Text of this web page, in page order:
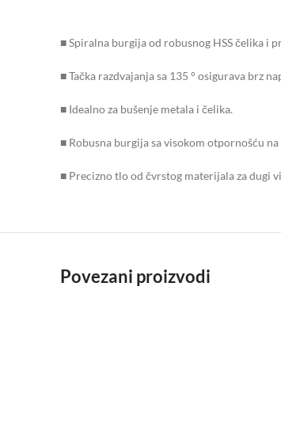
■ Spiralna burgija od robusnog HSS čelika i
■ Tačka razdvajanja sa 135 ° osigurava brz
■ Idealno za bušenje metala i čelika.
■ Robusna burgija sa visokom otpornošću
■ Precizno tlo od čvrstog materijala za dugi
Povezani proizvodi